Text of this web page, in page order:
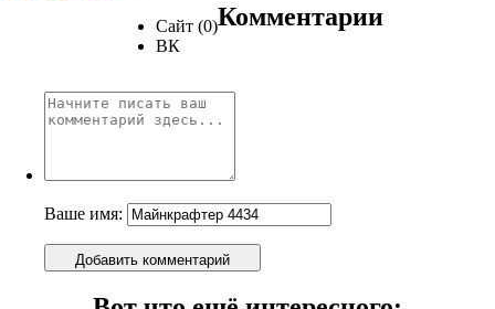
Сайт (0)
ВК
Комментарии
Ваше имя:
Добавить комментарий